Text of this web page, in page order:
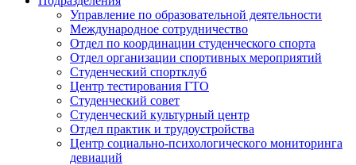
Управление по образовательной деятельности
Международное сотрудничество
Отдел по координации студенческого спорта
Отдел организации спортивных мероприятий
Студенческий спортклуб
Центр тестирования ГТО
Студенческий совет
Студенческий культурный центр
Отдел практик и трудоустройства
Центр социально-психологического мониторинга
девиаций